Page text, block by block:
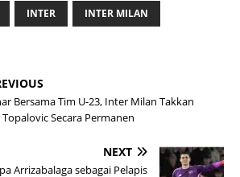
INTER INTER MILAN
Bersama Tim U-23, Inter Milan Takkan
Topalovic Secara Permanen
NEXT
Arrizabalaga sebagai Pelapis